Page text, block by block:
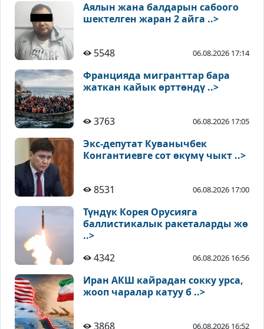
Аялын жана балдарын сабоого
шектелген жаран 2 айга ..>
5548 06.08.2026 17:14
Францияда мигранттар бара
жаткан кайык өрттөндү ..>
3763 06.08.2026 17:05
Экс-депутат Куванычбек
Конгантиевге сот өкүмү чыкт ..>
8531 06.08.2026 17:00
Түндүк Корея Орусияга
баллистикалык ракеталарды жө
..>
4342
06.08.2026 16:56
Иран АКШ кайрадан сокку урса,
жооп чаралар катуу б ..>
3868 06.08.2026 16:52